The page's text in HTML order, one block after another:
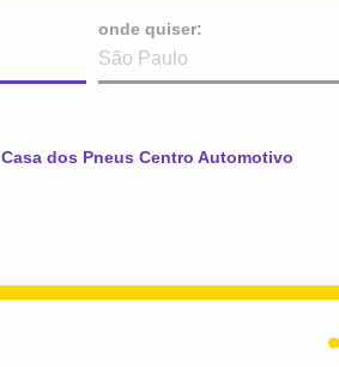
onde quiser:
Atual:
Casa dos Pneus Centro Automotivo